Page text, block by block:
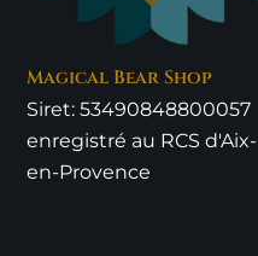
Magical Bear Shop
Siret: 53490848800057
enregistré au RCS d'Aix-
en-Provence